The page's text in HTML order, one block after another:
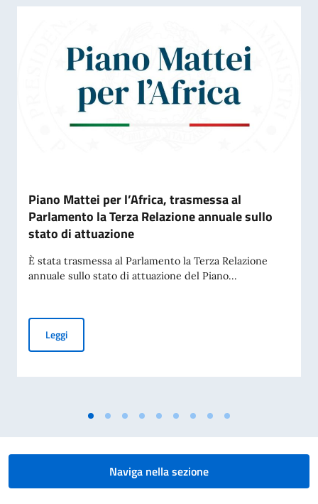
Piano Mattei per l’Africa, trasmessa al
Parlamento la Terza Relazione annuale sullo
stato di attuazione
È stata trasmessa al Parlamento la Terza Relazione
annuale sullo stato di attuazione del Piano...
LeggiPiano Mattei per l’Africa, trasmessa al Parlamento la
Naviga nella sezione